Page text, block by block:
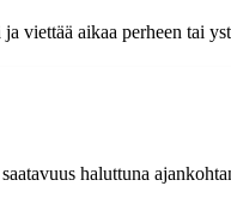
viettää aikaa perheen tai
haluttuna